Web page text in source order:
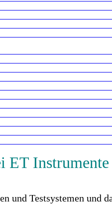
ET
Testsystemen und